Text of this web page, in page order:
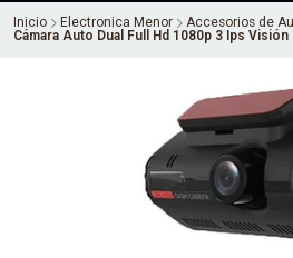
Inicio Electronica Menor
Accesorios de
Cámara Auto Dual Full Hd 1080p 3 Ips